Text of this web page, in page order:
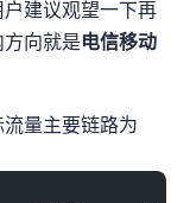
户建议观望一下再
向就是电信移动
流量主要链路为